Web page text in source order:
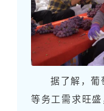
据了解，葡
等务工需求旺